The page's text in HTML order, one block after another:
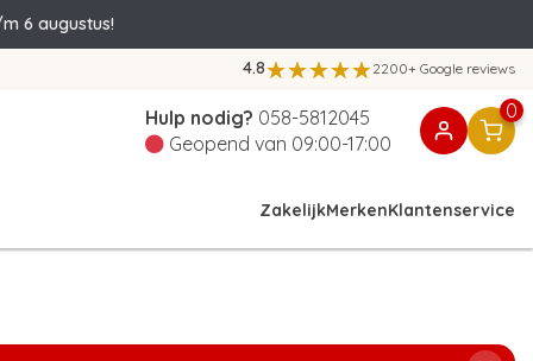
6 augustus!
4.8 2200+ Google reviews
Hulp nodig? 058-5812045
Geopend van 09:00-17:00
0
ZakelijkMerkenKlantenservice